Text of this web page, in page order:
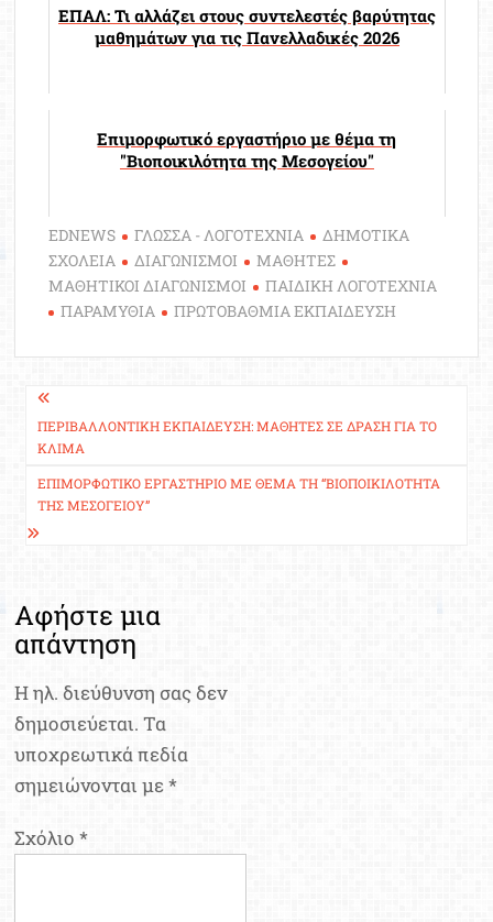
ΕΠΑΛ: Τι αλλάζει στους συντελεστές βαρύτητας
μαθημάτων για τις Πανελλαδικές 2026
Επιμορφωτικό εργαστήριο με θέμα τη
"Βιοποικιλότητα της Μεσογείου"
EDNEWS ΓΛΩΣΣΑ - ΛΟΓΟΤΕΧΝΙΑ
ΔΗΜΟΤΙΚΑ
ΣΧΟΛΕΙΑ
ΔΙΑΓΩΝΙΣΜΟΙ
ΜΑΘΗΤΕΣ
ΜΑΘΗΤΙΚΟΙ ΔΙΑΓΩΝΙΣΜΟΙ
ΠΑΙΔΙΚΗ ΛΟΓΟΤΕΧΝΙΑ
ΠΑΡΑΜΥΘΙΑ
ΠΡΩΤΟΒΑΘΜΙΑ ΕΚΠΑΙΔΕΥΣΗ
Πλοήγηση
άρθρων
ΠΕΡΙΒΑΛΛΟΝΤΙΚΉ ΕΚΠΑΊΔΕΥΣΗ: ΜΑΘΗΤΈΣ ΣΕ ΔΡΆΣΗ ΓΙΑ ΤΟ
ΚΛΊΜΑ
ΕΠΙΜΟΡΦΩΤΙΚΌ ΕΡΓΑΣΤΉΡΙΟ ΜΕ ΘΈΜΑ ΤΗ “ΒΙΟΠΟΙΚΙΛΌΤΗΤΑ
ΤΗΣ ΜΕΣΟΓΕΊΟΥ”
Αφήστε μια
απάντηση
Η ηλ. διεύθυνση σας δεν
δημοσιεύεται. Τα
υποχρεωτικά πεδία
σημειώνονται με*
Σχόλιο*